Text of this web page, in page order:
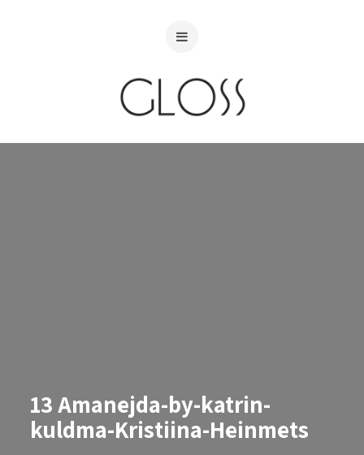
13 Amanejda-by-katrin-
kuldma-Kristiina-Heinmets